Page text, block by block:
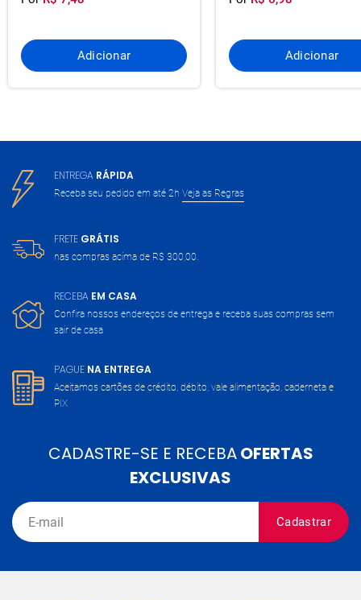
Adicionar Adicionar
ENTREGA RÁPIDA
Receba seu pedido em até 2h Veja as Regras
FRETE GRÁTIS
nas compras acima de R$ 300,00.
RECEBA EM CASA
Confira nossos endereços de entrega e receba suas compras sem
sair de casa
PAGUE NA ENTREGA
Aceitamos cartões de crédito, débito, vale alimentação, caderneta e
PIX
CADASTRE-SE E RECEBAOFERTAS
EXCLUSIVAS
Cadastrar